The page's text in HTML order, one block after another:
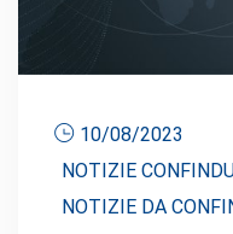
10/08/2023
NOTIZIE
NOTIZIE DA